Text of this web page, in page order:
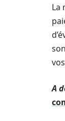
La
A